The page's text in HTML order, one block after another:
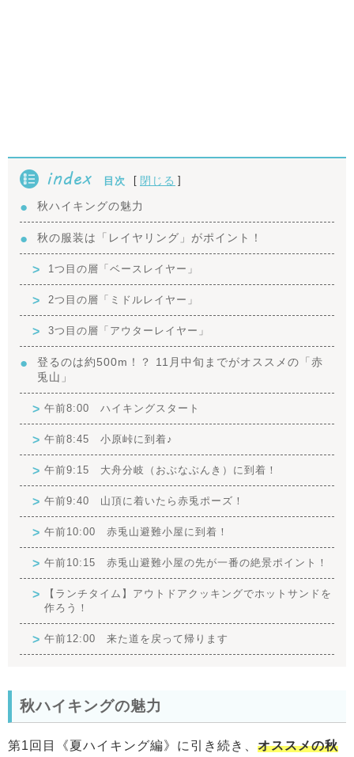
index 目次 [ 閉じる ]
秋ハイキングの魅力
秋の服装は「レイヤリング」がポイント！
1つ目の層「ベースレイヤー」
2つ目の層「ミドルレイヤー」
3つ目の層「アウターレイヤー」
登るのは約500m！？ 11月中旬までがオススメの「赤
兎山」
午前8:00 ハイキングスタート
午前8:45 小原峠に到着♪
午前9:15 大舟分岐（おぶなぶんき）に到着！
午前9:40 山頂に着いたら赤兎ポーズ！
午前10:00 赤兎山避難小屋に到着！
午前10:15 赤兎山避難小屋の先が一番の絶景ポイント！
【ランチタイム】アウトドアクッキングでホットサンドを
作ろう！
午前12:00 来た道を戻って帰ります
秋ハイキングの魅力
第1回目《夏ハイキング編》に引き続き、 オススメの秋